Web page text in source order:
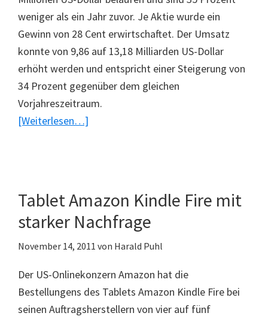
weniger als ein Jahr zuvor. Je Aktie wurde ein
Gewinn von 28 Cent erwirtschaftet. Der Umsatz
konnte von 9,86 auf 13,18 Milliarden US-Dollar
erhöht werden und entspricht einer Steigerung von
34 Prozent gegenüber dem gleichen
Vorjahreszeitraum.
[Weiterlesen…]
Tablet Amazon Kindle Fire mit
starker Nachfrage
November 14, 2011 von Harald Puhl
Der US-Onlinekonzern Amazon hat die
Bestellungens des Tablets Amazon Kindle Fire bei
seinen Auftragsherstellern von vier auf fünf